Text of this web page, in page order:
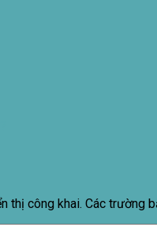
thị công khai. Các trường